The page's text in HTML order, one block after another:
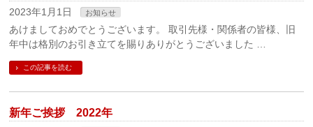
2023年1月1日 お知らせ
あけましておめでとうございます。 取引先様・関係者の皆様、旧
年中は格別のお引き立てを賜りありがとうございました …
この記事を読む
新年ご挨拶 2022年